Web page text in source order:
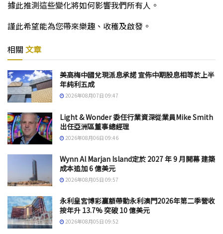
據此推測這些變化將如何影響我們所有人。
謹此希望能為您帶來樂趣、收穫及啟發。
相關 文章
美高梅中國兌現派息承諾 宣佈中期股息相等於上半
年純利五成
2026年08月07日 09:47
Light & Wonder 委任行業資深從業員Mike Smith
出任亞洲區董事總經理
2026年08月06日 09:46
Wynn Al Marjan Island定於 2027 年 9 月開幕 建築
成本追加 6 億美元
2026年08月05日 09:57
永利皇宮博彩贏額帶動永利澳門2026年第二季營收
按年升 13.7% 突破 10 億美元
2026年08月05日 09:52